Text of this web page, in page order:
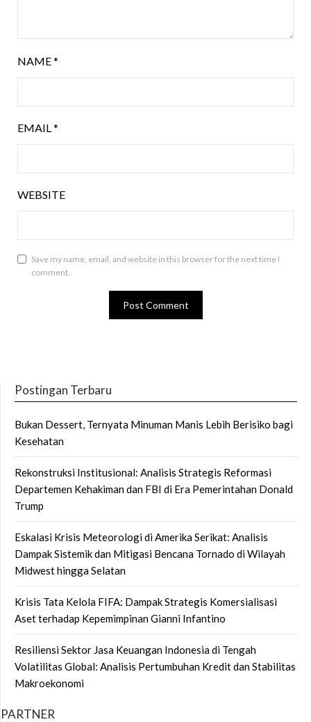
NAME*
EMAIL*
WEBSITE
Save my name, email, and website in this browser for the next time I
comment.
Postingan Terbaru
Bukan Dessert, Ternyata Minuman Manis Lebih Berisiko bagi
Kesehatan
Rekonstruksi Institusional: Analisis Strategis Reformasi
Departemen Kehakiman dan FBI di Era Pemerintahan Donald
Trump
Eskalasi Krisis Meteorologi di Amerika Serikat: Analisis
Dampak Sistemik dan Mitigasi Bencana Tornado di Wilayah
Midwest hingga Selatan
Krisis Tata Kelola FIFA: Dampak Strategis Komersialisasi
Aset terhadap Kepemimpinan Gianni Infantino
Resiliensi Sektor Jasa Keuangan Indonesia di Tengah
Volatilitas Global: Analisis Pertumbuhan Kredit dan Stabilitas
Makroekonomi
PARTNER